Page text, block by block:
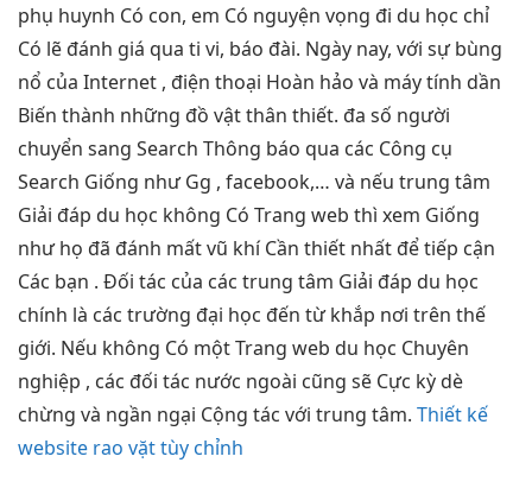
phụ huynh Có con, em Có nguyện vọng đi du học chỉ
Có lẽ đánh giá qua ti vi, báo đài. Ngày nay, với sự bùng
nổ của Internet , điện thoại Hoàn hảo và máy tính dần
Biến thành những đồ vật thân thiết. đa số người
chuyển sang Search Thông báo qua các Công cụ
Search Giống như Gg , facebook,… và nếu trung tâm
Giải đáp du học không Có Trang web thì xem Giống
như họ đã đánh mất vũ khí Cần thiết nhất để tiếp cận
Các bạn . Đối tác của các trung tâm Giải đáp du học
chính là các trường đại học đến từ khắp nơi trên thế
giới. Nếu không Có một Trang web du học Chuyên
nghiệp , các đối tác nước ngoài cũng sẽ Cực kỳ dè
chừng và ngần ngại Cộng tác với trung tâm. Thiết kế
website rao vặt tùy chỉnh